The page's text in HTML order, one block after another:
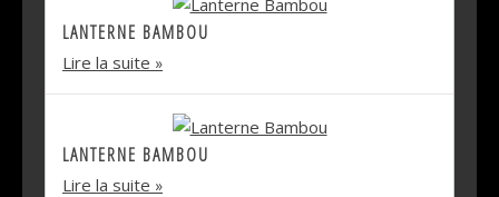
LANTERNE BAMBOU
Lire la suite
LANTERNE BAMBOU
Lire la suite